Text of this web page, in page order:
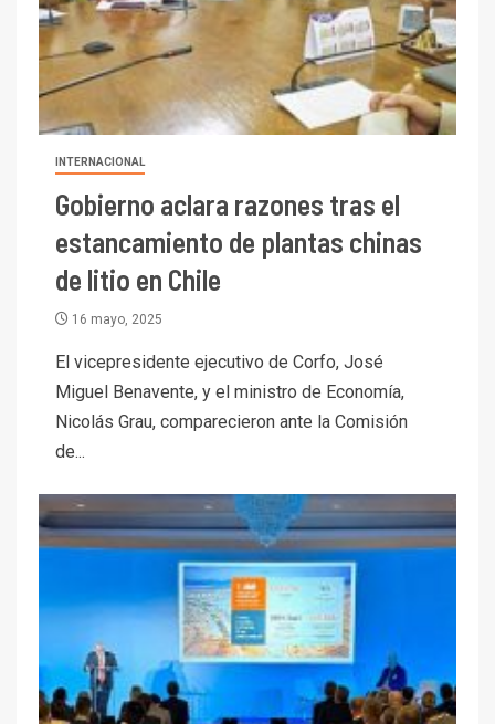
INTERNACIONAL
Gobierno aclara razones tras el
estancamiento de plantas chinas
de litio en Chile
16 mayo, 2025
El vicepresidente ejecutivo de Corfo, José
Miguel Benavente, y el ministro de Economía,
Nicolás Grau, comparecieron ante la Comisión
de...